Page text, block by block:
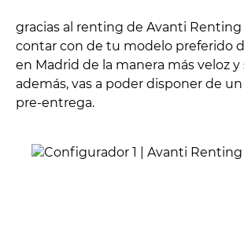
gracias al renting de Avanti Renting
contar con de tu modelo preferido
en Madrid de la manera más veloz y
además, vas a poder disponer de
pre-entrega.